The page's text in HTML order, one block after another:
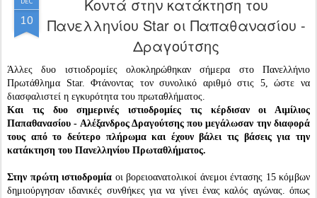
DEC
10
Κοντά στην κατάκτηση του
Πανελληνίου Star οι Παπαθανασίου -
Δραγούτσης
Άλλες δυο ιστιοδρομίες ολοκληρώθηκαν σήμερα στο Πανελλήνιο
Πρωτάθλημα Star. Φτάνοντας τον συνολικό αριθμό στις 5, ώστε να
διασφαλιστεί η εγκυρότητα του πρωταθλήματος.
Και τις δυο σημερινές ιστιοδρομίες τις κέρδισαν οι Αιμίλιος
Παπαθανασίου - Αλέξανδρος Δραγούτσης που μεγάλωσαν την διαφορά
τους από το δεύτερο πλήρωμα και έχουν βάλει τις βάσεις για την
κατάκτηση του Πανελληνίου Πρωταθλήματος.
Στην πρώτη ιστιοδρομία οι βορειοανατολικοί άνεμοι έντασης 15 κόμβων
δημιούργησαν ιδανικές συνθήκες για να γίνει ένας καλός αγώνας. όπως